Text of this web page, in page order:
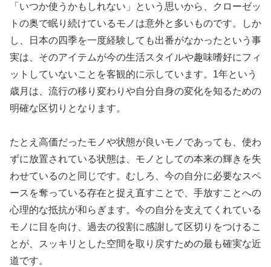
「いつか使うかもしれない」という思いから、クローゼッ
トの奥で眠り続けているモノは意外と多いものです。しか
し、日本の四季を一度経験しても出番がなかったという事
実は、そのアイテムが今の生活スタイルや趣味嗜好にフィ
ットしていないことを客観的に示しています。1年という
歳月は、流行の移り変わりや自分自身の変化を知るための
明確な区切りとなります。
たとえ高価だったモノや状態が良いモノであっても、使わ
ずに放置されている状態は、モノとしての本来の輝きを失
わせているのと同じです。むしろ、今の自分に必要なスペ
ースを奪っている存在と捉え直すことで、手放すことへの
心理的な抵抗が和らぎます。今の自分を支えてくれている
モノに目を向け、過去の役割に感謝して区切りをつけるこ
とが、スッキリとした空間を取り戻すための最も確実な近
道です。